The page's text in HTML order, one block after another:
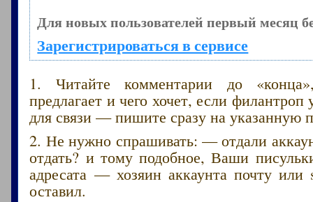
Для новых пользователей первый месяц
Зарегистрироваться в сервисе
1. Читайте комментарии до
предлагает и чего хочет, если филантроп
для связи — пишите сразу на указанную
2. Не нужно спрашивать: — отдали
отдать? и тому подобное, Ваши
адресата — хозяин аккаунта почту или
оставил.